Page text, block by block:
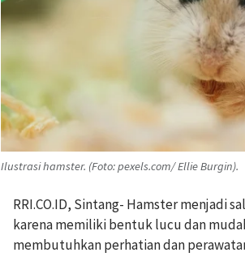
Ilustrasi hamster. (Foto: pexels.com/ Ellie Burgin).
RRI.CO.ID, Sintang- Hamster menjadi
karena memiliki bentuk lucu dan
membutuhkan perhatian dan